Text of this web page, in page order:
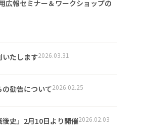
報セミナー＆ワークショップの
いたします2026.03.31
勧告について2026.02.25
史」2月10日より開催2026.02.03